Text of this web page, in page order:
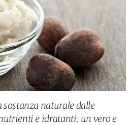
naturale dalle
e idratanti: un vero e